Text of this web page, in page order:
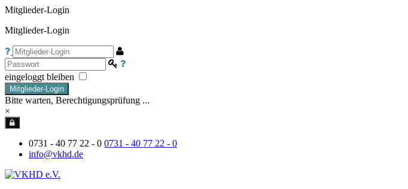
Mitglieder-Login
Mitglieder-Login
eingeloggt bleiben
Mitglieder-Login
Bitte warten, Berechtigungsprüfung ...
×
0731 - 40 77 22 - 0 0731 - 40 77 22 - 0
info@vkhd.de